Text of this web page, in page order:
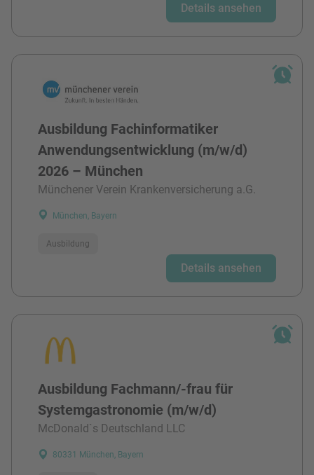
Details ansehen
Ausbildung Fachinformatiker
Anwendungsentwicklung (m/w/d)
2026 – München
Münchener Verein Krankenversicherung a.G.
München, Bayern
Ausbildung
Details ansehen
Ausbildung Fachmann/-frau für
Systemgastronomie (m/w/d)
McDonald`s Deutschland LLC
80331 München, Bayern